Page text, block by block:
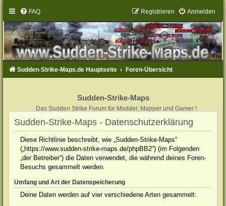
FAQ Anmelden
Registrieren
Sudden-Strike-Maps.de Hauptseite Foren-Übersicht
Sudden-Strike-Maps
Das Sudden Strike Forum für Modder, Mapper und Gamer !
Sudden-Strike-Maps - Datenschutzerklärung
Diese Richtlinie beschreibt, wie „Sudden-Strike-Maps“
(„https://www.sudden-strike-maps.de/phpBB2“) (im Folgenden
„der Betreiber“) die Daten verwendet, die während deines Foren-
Besuchs gesammelt werden.
Umfang und Art der Datenspeicherung
Deine Daten werden auf vier verschiedene Arten gesammelt: